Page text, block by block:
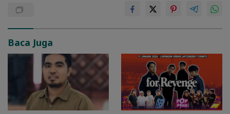
Baca Juga